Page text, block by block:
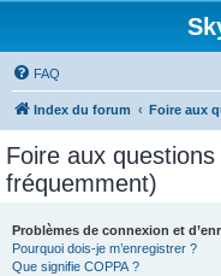
FAQ
Index du forum Foire aux
Foire aux
fréquemment)
Problèmes de connexion et
Pourquoi dois-je m’enregistrer ?
Que signifie COPPA ?